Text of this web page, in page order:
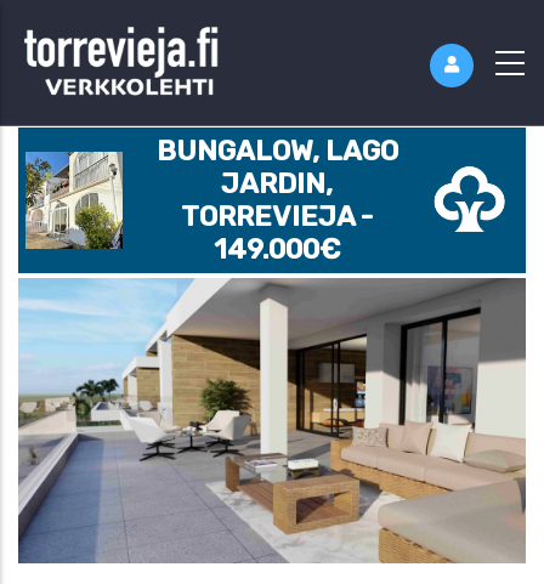
BUNGALOW, LAGO
JARDIN,
TORREVIEJA -
149.000€